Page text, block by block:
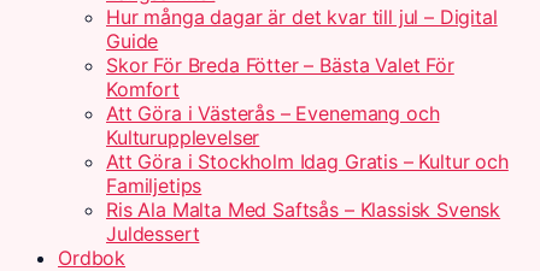
Hur många dagar är det kvar till jul – Digital
Guide
Skor För Breda Fötter – Bästa Valet För
Komfort
Att Göra i Västerås – Evenemang och
Kulturupplevelser
Att Göra i Stockholm Idag Gratis – Kultur och
Familjetips
Ris Ala Malta Med Saftsås – Klassisk Svensk
Juldessert
Ordbok